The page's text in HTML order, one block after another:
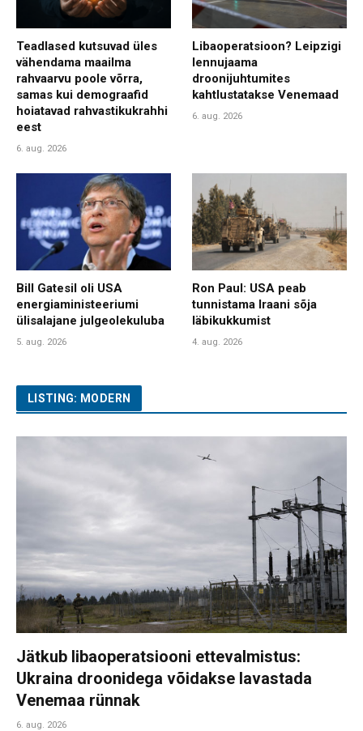
Teadlased kutsuvad üles
vähendama maailma
rahvaarvu poole võrra,
samas kui demograafid
hoiatavad rahvastikukrahhi
eest
6. aug. 2026
Libaoperatsioon? Leipzigi
lennujaama
droonijuhtumites
kahtlustatakse Venemaad
6. aug. 2026
Bill Gatesil oli USA
energiaministeeriumi
ülisalajane julgeolekuluba
5. aug. 2026
Ron Paul: USA peab
tunnistama Iraani sõja
läbikukkumist
4. aug. 2026
LISTING: MODERN
Jätkub libaoperatsiooni ettevalmistus:
Ukraina droonidega võidakse lavastada
Venemaa rünnak
6. aug. 2026